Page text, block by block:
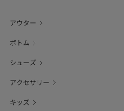
アウター
ボトム
シューズ
アクセサリー
キッズ